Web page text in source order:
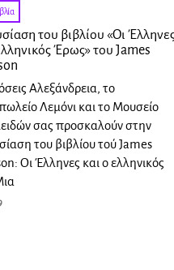
του βιβλίου «Οι
Έρως» του James
Αλεξάνδρεια, το
Λεμόνι και το Μουσείο
σας προσκαλούν στην
του βιβλίου τού James
Οι Έλληνες και ο ελληνικός